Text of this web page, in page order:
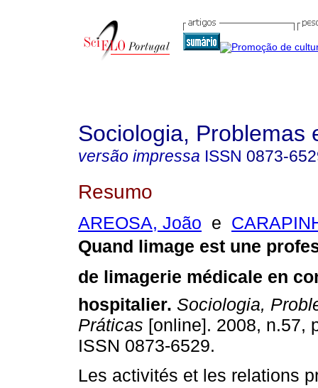
Sociologia, Problemas
versão impressa ISSN 0873-
Resumo
AREOSA, João e
Quand limage est une
de limagerie médicale en
hospitalier. Sociologia,
Práticas [online]. 2008, n.57,
ISSN 0873-6529.
Les activités et les relations